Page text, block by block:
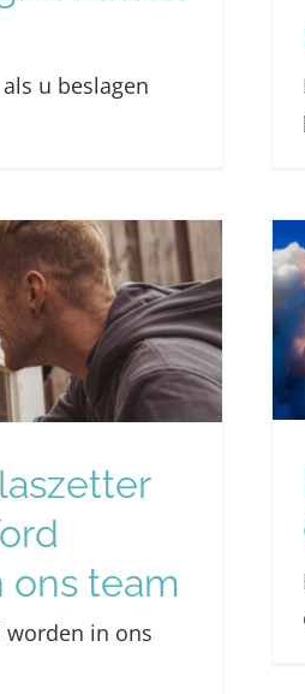
u beslagen
ons team
worden in ons
website
live!
Nieuws